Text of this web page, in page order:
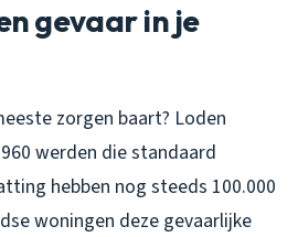
gevaar in je
zorgen baart? Loden
werden die standaard
hebben nog steeds 100.000
woningen deze gevaarlijke